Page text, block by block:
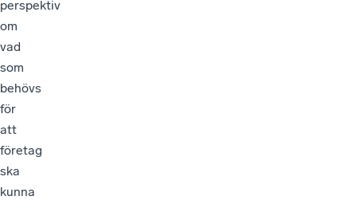
perspektiv
om
vad
som
behövs
för
att
företag
ska
kunna